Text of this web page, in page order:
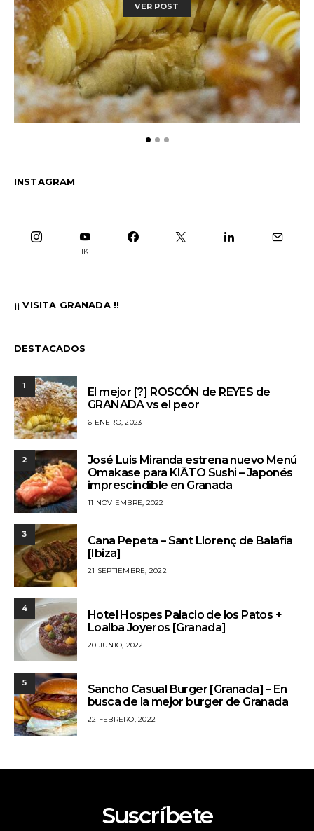
VER POST
INSTAGRAM
1K
¡¡ VISITA GRANADA !!
DESTACADOS
1
El mejor [?] ROSCÓN de REYES de
GRANADA vs el peor
6 ENERO, 2023
2
José Luis Miranda estrena nuevo Menú
Omakase para KIĀTO Sushi – Japonés
imprescindible en Granada
11 NOVIEMBRE, 2022
3
Cana Pepeta – Sant Llorenç de Balafia
[Ibiza]
21 SEPTIEMBRE, 2022
4
Hotel Hospes Palacio de los Patos +
Loalba Joyeros [Granada]
20 JUNIO, 2022
5
Sancho Casual Burger [Granada] – En
busca de la mejor burger de Granada
22 FEBRERO, 2022
Suscríbete